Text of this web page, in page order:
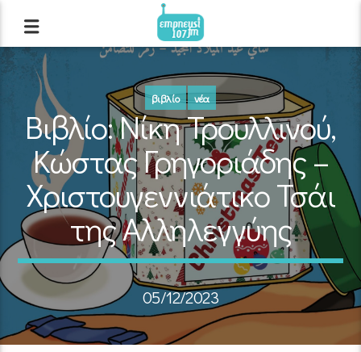
βιβλίο νέα
Βιβλίο: Νίκη Τρουλλινού,
Κώστας Γρηγοριάδης –
Χριστουγεννιάτικο Τσάι
της Αλληλεγγύης
05/12/2023